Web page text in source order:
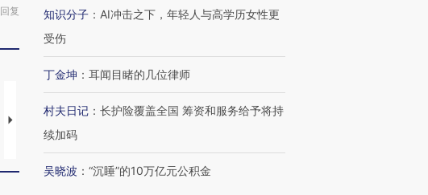
回复
视线｜HYROX的吸金
术：是什么让中产们甘
心“花钱找虐”？
毒品
育部长拱下台
知识分子 ： AI冲击之下，年轻人与高学历女性更
受伤
丁金坤 ： 耳闻目睹的几位律师
村夫日记 ： 长护险覆盖全国 筹资和服务给予将持
续加码
吴晓波 ： “沉睡”的10万亿元公积金